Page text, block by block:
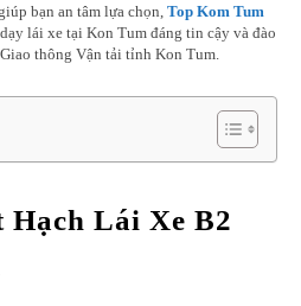
bạn an tâm lựa chọn, Top Kom Tum
lái xe tại Kon Tum đáng tin cậy và đào
thông Vận tải tỉnh Kon Tum.
Hạch Lái Xe B2